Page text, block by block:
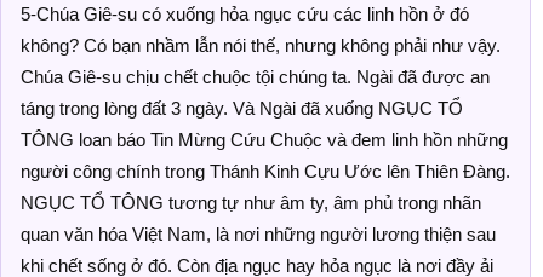
5-Chúa Giê-su có xuống hỏa ngục cứu các linh hồn ở đó
không? Có bạn nhầm lẫn nói thế, nhưng không phải như vậy.
Chúa Giê-su chịu chết chuộc tội chúng ta. Ngài đã được an
táng trong lòng đất 3 ngày. Và Ngài đã xuống NGỤC TỔ
TÔNG loan báo Tin Mừng Cứu Chuộc và đem linh hồn những
người công chính trong Thánh Kinh Cựu Ước lên Thiên Đàng.
NGỤC TỔ TÔNG tương tự như âm ty, âm phủ trong nhãn
quan văn hóa Việt Nam, là nơi những người lương thiện sau
khi chết sống ở đó. Còn địa ngục hay hỏa ngục là nơi đầy ải